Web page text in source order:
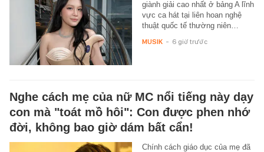
giành giải cao nhất ở bảng A lĩnh
vực ca hát tại liên hoan nghệ
thuật quốc tế thường niên…
MUSIK - 6 giờ trước
Nghe cách mẹ của nữ MC nổi tiếng này dạy
con mà "toát mồ hôi": Con được phen nhớ
đời, không bao giờ dám bất cẩn!
Chính cách giáo dục của mẹ đã